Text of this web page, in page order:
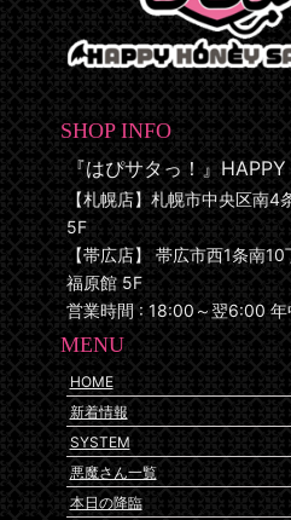
SHOP INFO
『はぴサタっ！』
【札幌店】札幌市中央区南
5F
【帯広店】 帯広市西1条南
福原館 5F
営業時間 : 18:00～翌6:00 年
MENU
HOME
新着情報
SYSTEM
悪魔さん一覧
本日の降臨